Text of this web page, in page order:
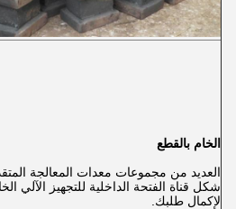
الخام بالقطع
العديد من مجموعات معدات المعالجة
شكل قناة الفتحة الداخلية للتجهيز الآلي
لإكمال طلبك.